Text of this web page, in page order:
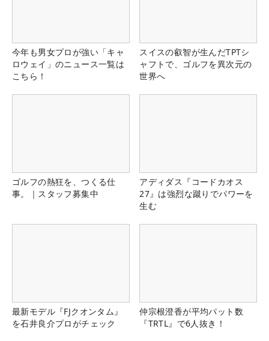
今年も男女プロが強い「キャ
ロウェイ」のニュース一覧は
こちら！
スイスの叡智が生んだTPTシ
ャフトで、ゴルフを異次元の
世界へ
ゴルフの熱狂を、つくる仕
事。｜スタッフ募集中
アディダス『コードカオス
27』は強烈な蹴りでパワーを
生む
最新モデル『FJクオンタム』
を石井良介プロがチェック
仲宗根澄香が平均パット数
『TRTL』で6人抜き！